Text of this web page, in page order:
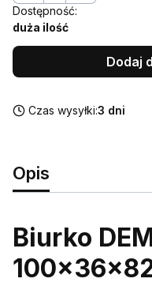
Dostępność:
duża ilość
Dodaj
Czas wysyłki:3 dni
Opis
Biurko